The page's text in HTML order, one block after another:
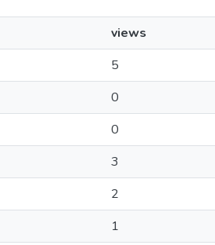
views
5
0
0
3
2
1